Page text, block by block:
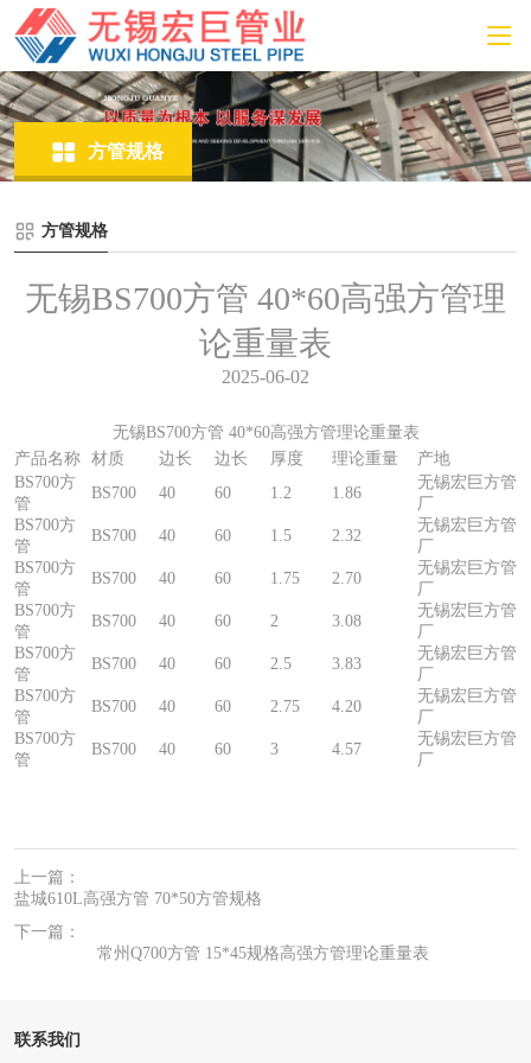
方管规格
方管规格
无锡BS700方管 40*60高强方管理
论重量表
2025-06-02
无锡BS700方管 40*60高强方管理论重量表
产品名称 材质 边长 边长 厚度 理论重量
产地
BS700方
管
BS700 40 60 1.2 1.86
无锡宏巨方管
厂
BS700方
管
BS700 40 60 1.5 2.32
无锡宏巨方管
厂
BS700方
管
BS700 40 60 1.75 2.70
无锡宏巨方管
厂
BS700方
管
BS700 40 60 2 3.08
无锡宏巨方管
厂
BS700方
管
BS700 40 60 2.5 3.83
无锡宏巨方管
厂
BS700方
管
BS700 40 60 2.75 4.20
无锡宏巨方管
厂
BS700方
管
BS700 40 60 3 4.57
无锡宏巨方管
厂
上一篇：
盐城610L高强方管 70*50方管规格
下一篇：
常州Q700方管 15*45规格高强方管理论重量表
联系我们